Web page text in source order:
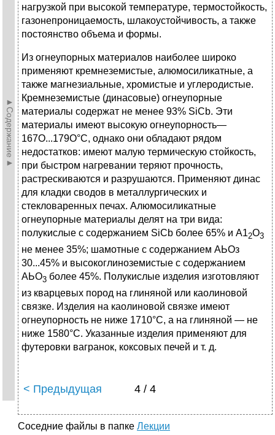
►Содержание►
нагрузкой при высокой температуре, термостойкость,
газонепроницаемость, шлакоустойчивость, а также
постоянство объема и формы.
Из огнеупорных материалов наиболее широко
применяют кремнеземистые, алюмосиликатные, а
также магнезиальные, хромистые и углеродистые.
Кремнеземистые (динасовые) огнеу­порные
материалы содержат не менее 93% SiCb. Эти
материалы имеют высокую огнеупорность—
167О...179О°С, однако они обла­дают рядом
недостатков: имеют малую термическую стойкость,
при быстром нагревании теряют прочность,
растрескиваются и раз­рушаются. Применяют динас
для кладки сводов в металлурги­ческих и
стекловаренных печах. Алюмосиликатные
огнеупорные материалы делят на три вида:
полукислые с содержанием SiCb более 65% и А12О3
не менее 35%; шамотные с содержанием АЬОз
30...45% и высокоглиноземистые с содержанием
АЬО3 бо­лее 45%. Полукислые изделия изготовляют
из кварцевых пород на глиняной или каолиновой
связке. Изделия на каолиновой связке имеют
огнеупорность не ниже 1710°С, а на глиняной — не
ниже 1580°С. Указанные изделия применяют для
футеровки вагранок, коксовых печей и т. д.
< Предыдущая 4 / 4
Соседние файлы в папке Лекции